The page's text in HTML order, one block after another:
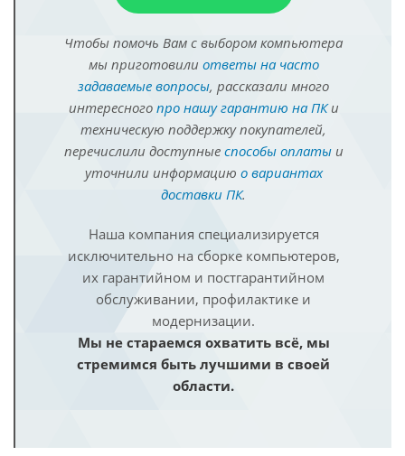
Чтобы помочь Вам с выбором компьютера
мы приготовили ответы на часто
задаваемые вопросы, рассказали много
интересного про нашу гарантию на ПКи
техническую поддержку покупателей,
перечислили доступные способы оплатыи
уточнили информацию о вариантах
доставки ПК.
Наша компания специализируется
исключительно на сборке компьютеров,
их гарантийном и постгарантийном
обслуживании, профилактике и
модернизации.
Мы не стараемся охватить всё, мы
стремимся быть лучшими в своей
области.